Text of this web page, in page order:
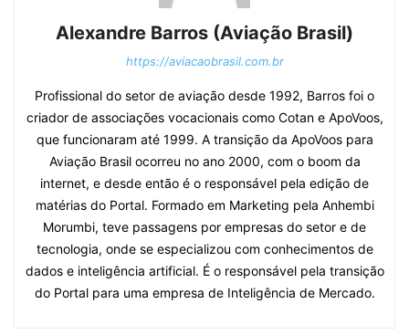
Alexandre Barros (Aviação Brasil)
https://aviacaobrasil.com.br
Profissional do setor de aviação desde 1992, Barros foi o
criador de associações vocacionais como Cotan e ApoVoos,
que funcionaram até 1999. A transição da ApoVoos para
Aviação Brasil ocorreu no ano 2000, com o boom da
internet, e desde então é o responsável pela edição de
matérias do Portal. Formado em Marketing pela Anhembi
Morumbi, teve passagens por empresas do setor e de
tecnologia, onde se especializou com conhecimentos de
dados e inteligência artificial. É o responsável pela transição
do Portal para uma empresa de Inteligência de Mercado.